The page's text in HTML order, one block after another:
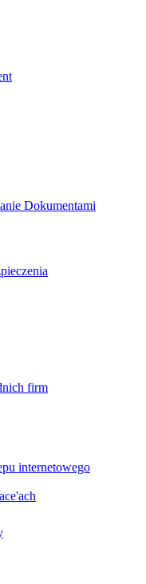
Dokumentami
firm
internetowego